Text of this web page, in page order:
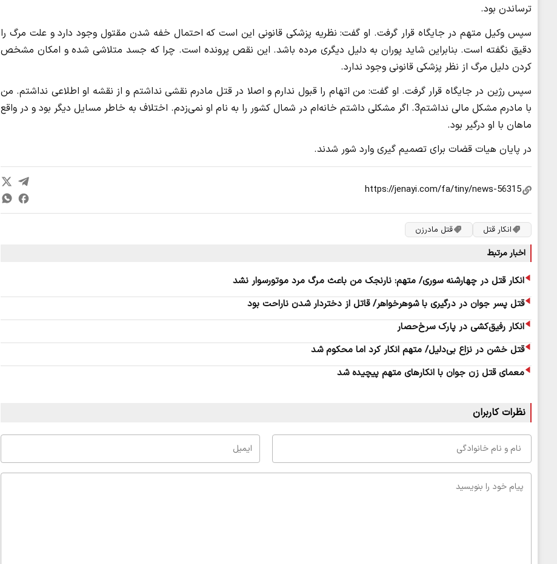
ترساندن بود.
سپس وکیل متهم در جایگاه قرار گرفت. او گفت: نظریه پزشکی قانونی این است که احتمال خفه شدن مقتول وجود دارد و علت مرگ را
دقیق نگفته است. بنابراین شاید پوران به دلیل دیگری مرده باشد. این نقص پرونده است. چرا که جسد متلاشی شده و امکان مشخص
کردن دلیل مرگ از نظر پزشکی قانونی وجود ندارد.
سپس رژین در جایگاه قرار گرفت. او گفت: من اتهام را قبول ندارم و اصلا در قتل مادرم نقشی نداشتم و از نقشه او اطلاعی نداشتم. من
با مادرم مشکل مالی نداشتم3. اگر مشکلی داشتم خانه‌ام در شمال کشور را به نام او نمی‌زدم. اختلاف به خاطر مسایل دیگر بود و در واقع
ماهان با او درگیر بود.
در پایان هیات قضات برای تصمیم گیری وارد شور شدند.
انکار قتل قتل مادرزن
اخبار مرتبط
انکار قتل در چهارشنه سوری/ متهم: نارنجک من باعث مرگ مرد موتورسوار نشد
قتل پسر جوان در درگیری با شوهرخواهر/ قاتل از دختردار شدن ناراحت بود
انکار رفیق‌کشی در پارک سرخ‌حصار
قتل خشن در نزاع بی‌دلیل/ متهم انکار کرد اما محکوم شد
معمای قتل زن جوان با انکارهای متهم پیچیده شد
نظرات کاربران